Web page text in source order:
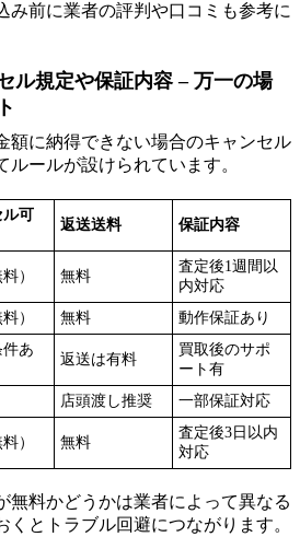
み前に業者の評判や口コミも参考に
ル規定や保証内容 – 万一の場
額に納得できない場合のキャンセル
ールが設けられています。
ル可
返送送料 保証内容
） 無料
査定後1週間以
内対応
） 無料 動作保証あり
あ
返送は有料
買取後のサポ
ート有
店頭渡し推奨 一部保証対応
） 無料
査定後3日以内
対応
無料かどうかは業者によって異なる
くとトラブル回避につながります。